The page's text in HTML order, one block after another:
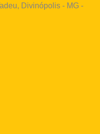
Divinópolis - MG -